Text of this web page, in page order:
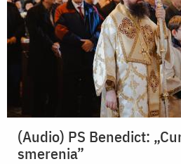
(Audio) PS Benedict:
smerenia”